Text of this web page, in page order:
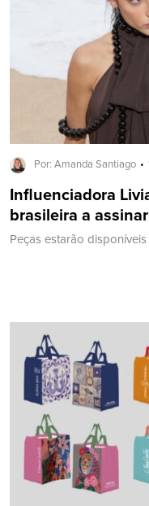
Por: Amanda Santiago
Influenciadora
brasileira a
Peças estarão